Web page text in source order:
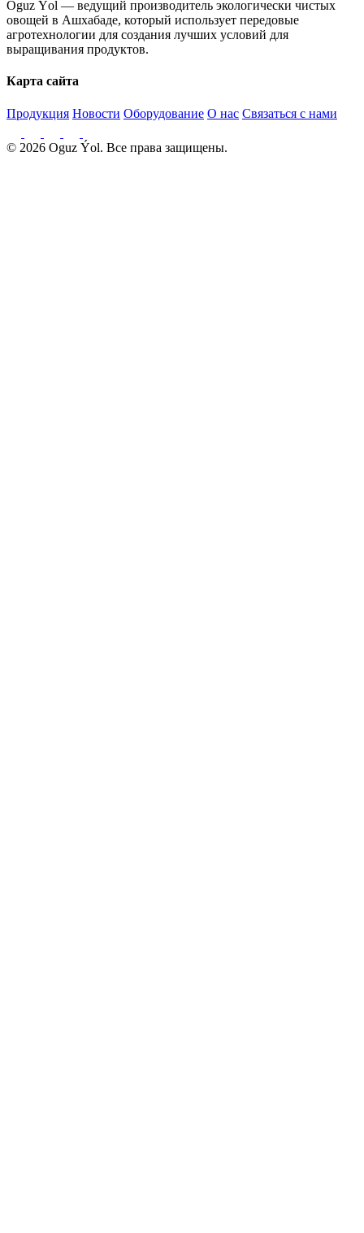
Oguz Ýol — ведущий производитель экологически чистых
овощей в Ашхабаде, который использует передовые
агротехнологии для создания лучших условий для
выращивания продуктов.
Карта сайта
Продукция Новости Оборудование О нас Связаться с нами
© 2026 Oguz Ýol. Все права защищены.